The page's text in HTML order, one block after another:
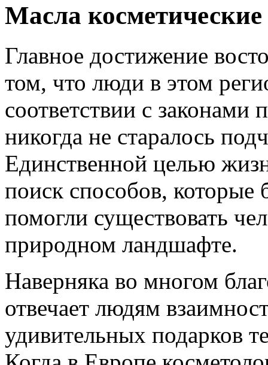
Масла косметические
Главное достижение
том, что люди в этом
соответствии с
никогда не старалось
Единственной целью
поиск способов,
помогли существовать
природном ландшафте.
Наверняка во многом
отвечает людям
удивительных подарков